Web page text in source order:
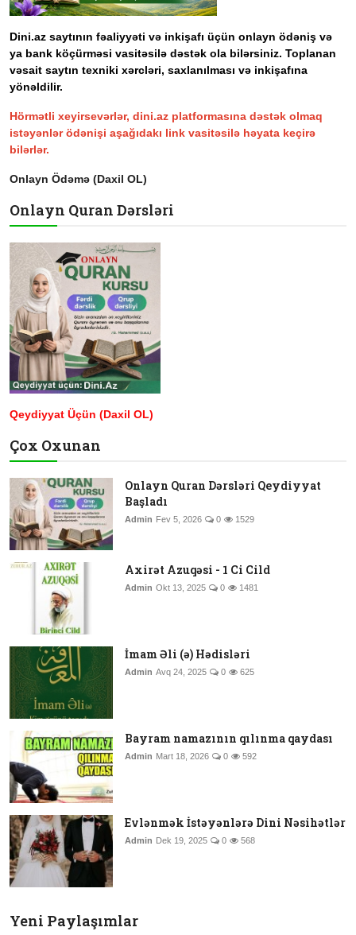
Dini.az saytının fəaliyyəti və inkişafı üçün onlayn ödəniş və
ya bank köçürməsi vasitəsilə dəstək ola bilərsiniz. Toplanan
vəsait saytın texniki xərcləri, saxlanılması və inkişafına
yönəldilir.
Hörmətli xeyirsevərlər, dini.az platformasına dəstək olmaq
istəyənlər ödənişi aşağıdakı link vasitəsilə həyata keçirə
bilərlər.
Onlayn Ödəmə (Daxil OL)
Onlayn Quran Dərsləri
Qeydiyyat Üçün (Daxil OL)
Çox Oxunan
Onlayn Quran Dərsləri Qeydiyyat
Başladı
Admin Fev 5, 2026 0 1529
Axirət Azuqəsi - 1 Ci Cild
Admin Okt 13, 2025 0 1481
İmam Əli (ə) Hədisləri
Admin Avq 24, 2025 0 625
Bayram namazının qılınma qaydası
Admin Mart 18, 2026 0 592
Evlənmək İstəyənlərə Dini Nəsihətlər
Admin Dek 19, 2025 0 568
Yeni Paylaşımlar